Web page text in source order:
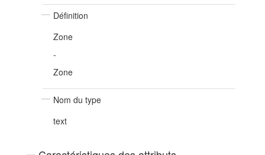
Définition
Zone
-
Zone
Nom du type
text